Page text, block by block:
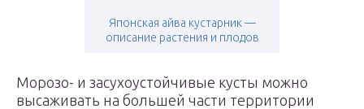
Японская айва кустарник —
описание растения и плодов
Морозо- и засухоустойчивые кусты можно
высаживать на большей части территории